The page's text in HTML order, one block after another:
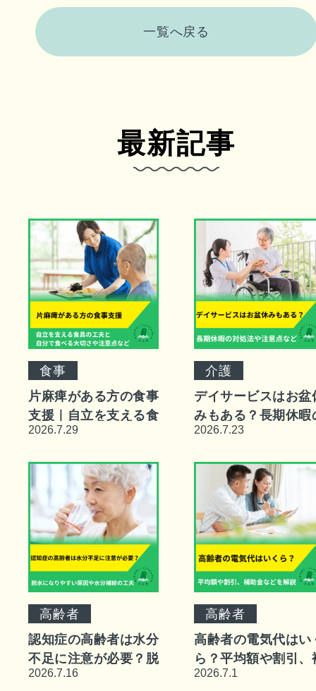
一覧へ戻る
最新記事
食事
片麻痺がある方の食事
支援｜自立を支える食
具の工夫と自分で食べ
2026.7.29
介護
デイサービスはお盆
みもある？長期休暇
対処法や注意点など
2026.7.23
高齢者
認知症の高齢者は水分
不足に注意が必要？脱
水になりやすい原因や
2026.7.16
高齢者
高齢者の電気代はい
ら？平均額や割引、
助金などを解説
2026.7.1